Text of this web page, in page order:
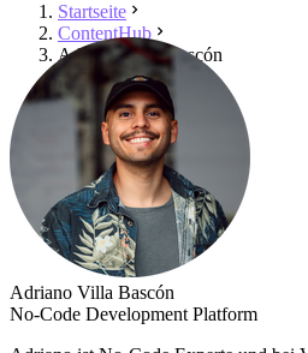
Startseite
ContentHub
Adriano Villa Bascón
Adriano Villa Bascón
No-Code Development Platform